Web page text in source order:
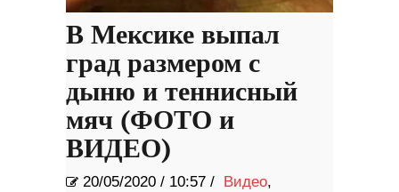
В Мексике выпал
град размером с
дыню и теннисный
мяч (ФОТО и
ВИДЕО)
20/05/2020 / 10:57 / Видео,